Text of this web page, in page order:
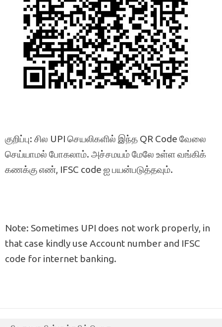
குறிப்பு: சில UPI செயலிகளில் இந்த QR Code வேலை
செய்யாமல் போகலாம். அச்சமயம் மேலே உள்ள வங்கிக்
கணக்கு எண், IFSC code ஐ பயன்படுத்தவும்.
Note: Sometimes UPI does not work properly, in
that case kindly use Account number and IFSC
code for internet banking.